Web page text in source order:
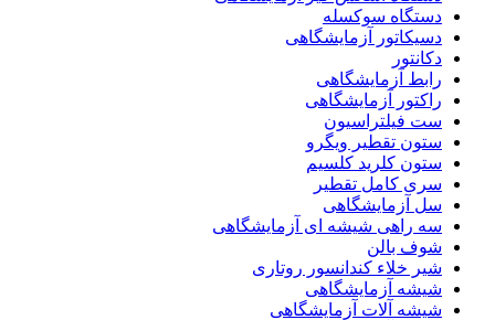
دستگاه سوکسله
دسیکاتور آزمایشگاهی
دکانتور
رابط آزمایشگاهی
راکتور آزمایشگاهی
ست فیلتراسیون
ستون تقطیر ویگرو
ستون کلرید کلسیم
سری کامل تقطیر
سل آزمایشگاهی
سه راهی شیشه ای آزمایشگاهی
شوف بالن
شیر خلاء کندانسور روتاری
شیشه آزمایشگاهی
شیشه آلات آزمایشگاهی